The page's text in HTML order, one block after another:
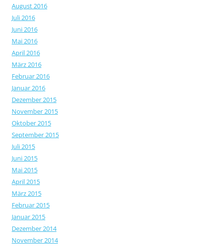
August 2016
Juli 2016
Juni 2016
Mai 2016
April 2016
März 2016
Februar 2016
Januar 2016
Dezember 2015
November 2015
Oktober 2015
September 2015
Juli 2015
Juni 2015
Mai 2015
April 2015
März 2015
Februar 2015
Januar 2015
Dezember 2014
November 2014